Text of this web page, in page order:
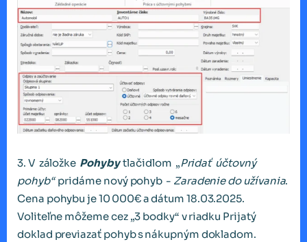
3. V záložke Pohybytlačidlom „Pridať účtovný
pohyb“pridáme nový pohyb - Zaradenie do užívania.
Cena pohybu je 10 000€ a dátum 18.03.2025.
Voliteľne môžeme cez „3 bodky“ v riadku Prijatý
doklad previazať pohyb s nákupným dokladom.